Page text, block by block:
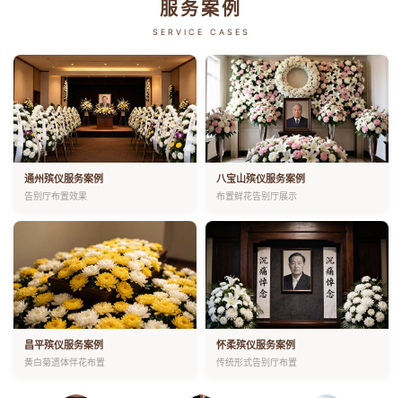
服务案例
SERVICE CASES
通州殡仪服务案例
告别厅布置效果
八宝山殡仪服务案例
布置鲜花告别厅展示
昌平殡仪服务案例
黄白菊遗体伴花布置
怀柔殡仪服务案例
传统形式告别厅布置